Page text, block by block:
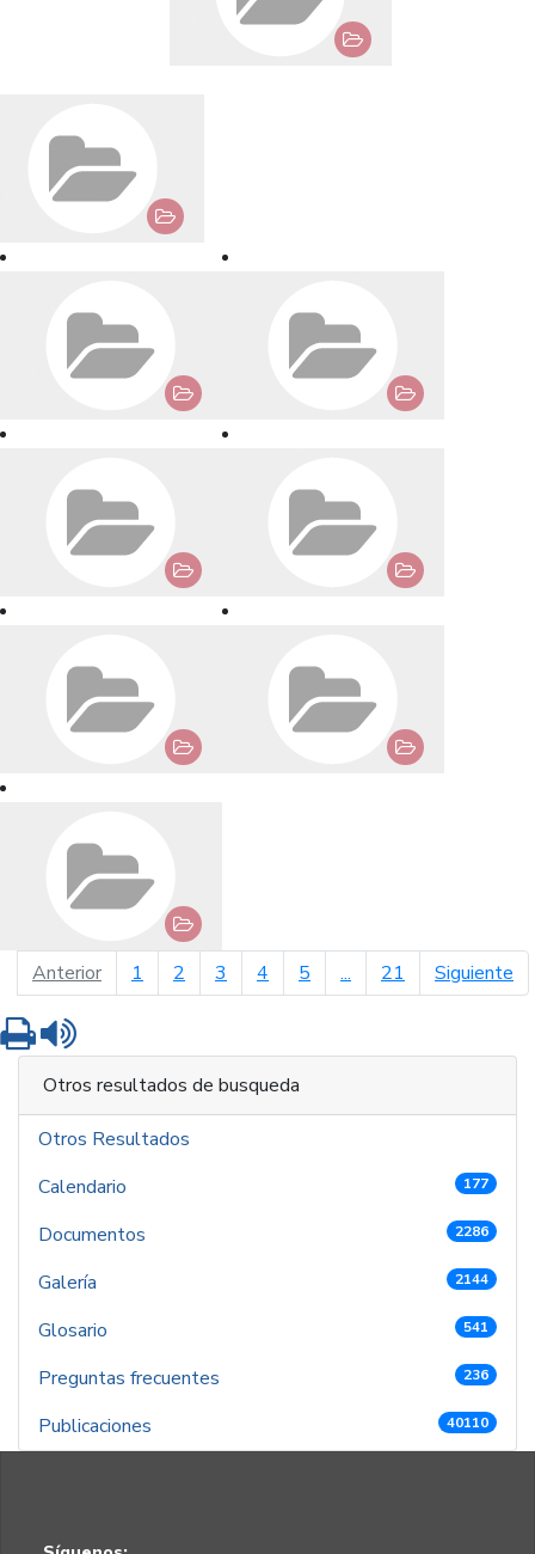
Anteriorpágina anterior
1 2 3 4 5 ... 21 Siguiente
Imprimir
Otros resultados de busqueda
Otros Resultados
Calendario
177
Documentos 2286
Galería 2144
Glosario 541
Preguntas frecuentes 236
Publicaciones 40110